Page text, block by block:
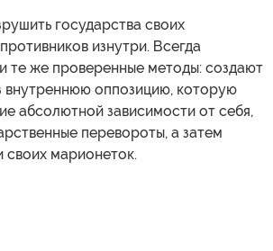
государства своих
изнутри. Всегда
те же проверенные методы: создают
внутреннюю оппозицию, которую
абсолютной зависимости от себя,
перевороты, а затем
своих марионеток.